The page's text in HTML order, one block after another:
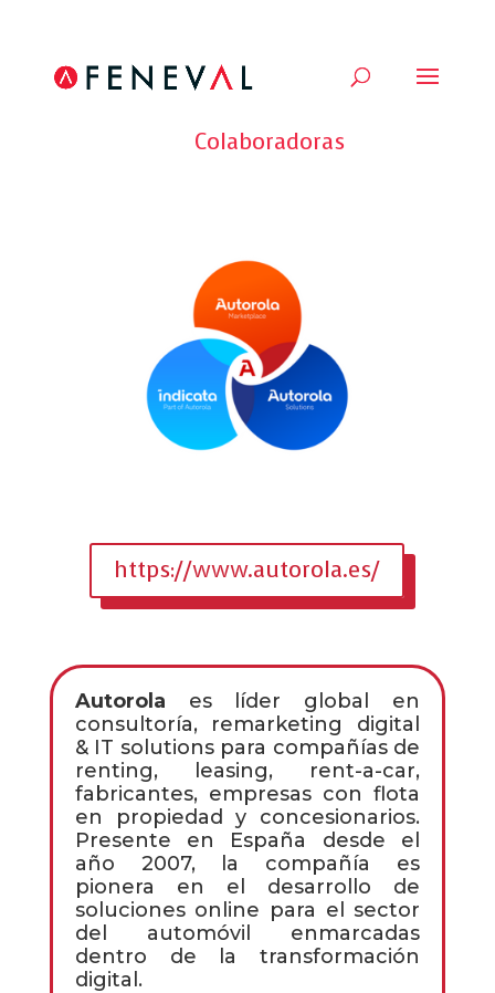
Colaboradoras
https://www.autorola.es/
Autorola es líder global en
consultoría, remarketing digital
& IT solutions para compañías de
renting, leasing, rent-a-car,
fabricantes, empresas con flota
en propiedad y concesionarios.
Presente en España desde el
año 2007, la compañía es
pionera en el desarrollo de
soluciones online para el sector
del automóvil enmarcadas
dentro de la transformación
digital.